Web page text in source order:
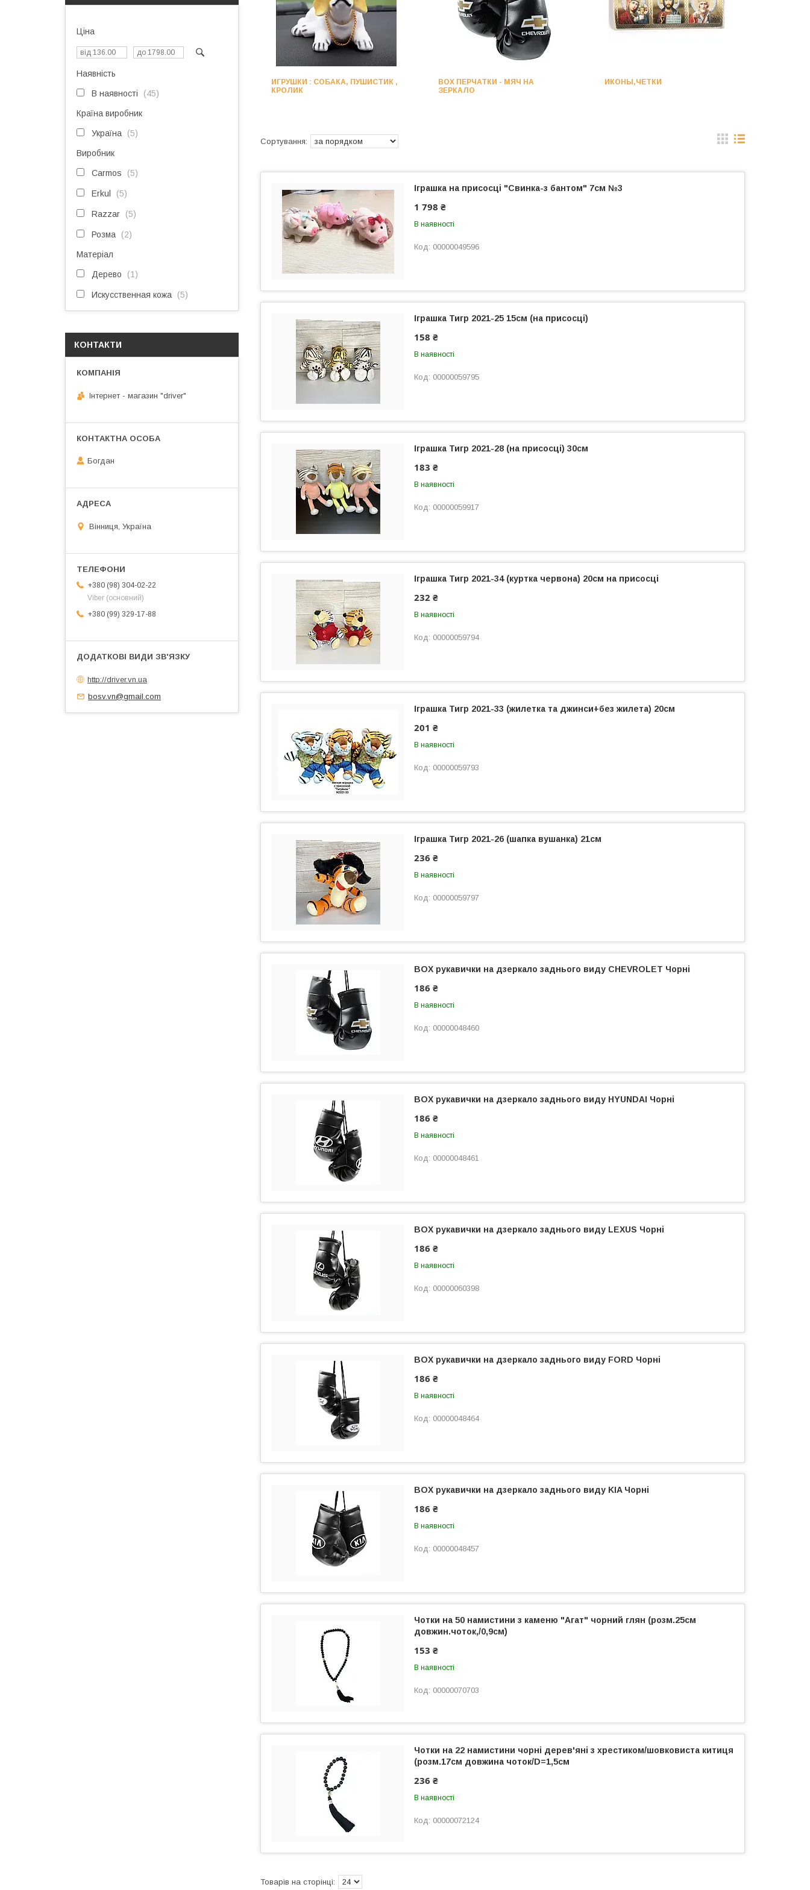
ИГРУШКИ : СОБАКА, ПУШИСТИК ,
КРОЛИК
BOX ПЕРЧАТКИ - МЯЧ НА
ЗЕРКАЛО
ИКОНЫ,ЧЕТКИ
Іграшка на присосці "Свинка-з бантом" 7см №3
1 798 ₴
В наявності
00000049596
Іграшка Тигр 2021-25 15см (на присосці)
158 ₴
В наявності
00000059795
Іграшка Тигр 2021-28 (на присосці) 30см
183 ₴
В наявності
00000059917
Іграшка Тигр 2021-34 (куртка червона) 20см на присосці
232 ₴
В наявності
00000059794
Іграшка Тигр 2021-33 (жилетка та джинси+без жилета) 20см
201 ₴
В наявності
00000059793
Іграшка Тигр 2021-26 (шапка вушанка) 21см
236 ₴
В наявності
00000059797
BOX рукавички на дзеркало заднього виду CHEVROLET Чорні
186 ₴
В наявності
00000048460
BOX рукавички на дзеркало заднього виду HYUNDAI Чорні
186 ₴
В наявності
00000048461
BOX рукавички на дзеркало заднього виду LEXUS Чорні
186 ₴
В наявності
00000060398
BOX рукавички на дзеркало заднього виду FORD Чорні
186 ₴
В наявності
00000048464
BOX рукавички на дзеркало заднього виду KIA Чорні
186 ₴
В наявності
00000048457
Чотки на 50 намистини з каменю "Агат" чорний глян (розм.25см
довжин.чоток,/0,9см)
153 ₴
В наявності
00000070703
Чотки на 22 намистини чорні дерев'яні з хрестиком/шовковиста китиця
(розм.17см довжина чоток/D=1,5см
236 ₴
В наявності
00000072124
Ціна
Наявність
В наявності 45
Країна виробник
Україна 5
Виробник
Carmos 5
Erkul 5
Razzar 5
Розма 2
Матеріал
Дерево 1
Искусственная кожа 5
КОНТАКТИ
Інтернет - магазин "driver"
Богдан
Вінниця, Україна
+380 (98) 304-02-22
Viber (основний)
+380 (99) 329-17-88
http://driver.vn.ua
bosv.vn@gmail.com